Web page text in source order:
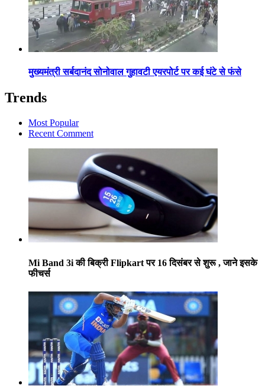
मुख्यमंत्री सर्बदानंद सोनोवाल गुहावटी एयरपोर्ट पर कई घंटे से फंसे
Trends
Most Popular
Recent Comment
Mi Band 3i की बिक्री Flipkart पर 16 दिसंबर से शुरू , जाने इसके
फीचर्स